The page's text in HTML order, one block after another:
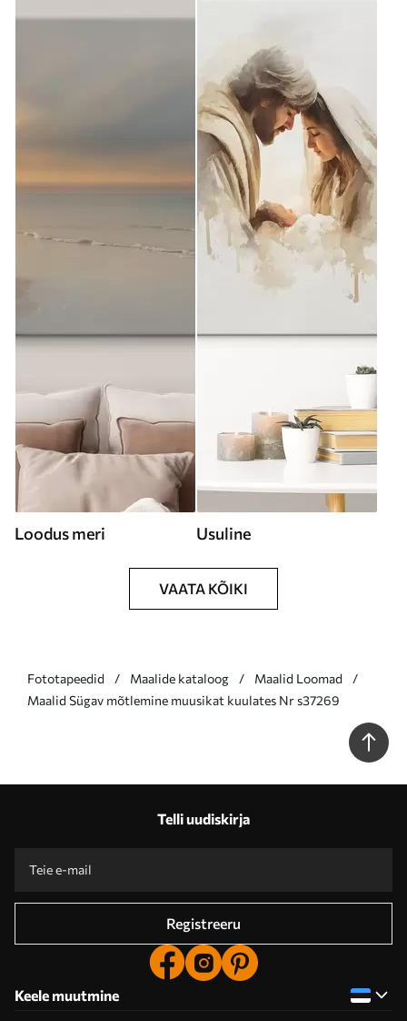
Loodus meri Usuline
VAATA KÕIKI
Fototapeedid Maalide kataloog
Maalid Loomad
Maalid Sügav mõtlemine muusikat kuulates Nr s37269
Telli uudiskirja
Registreeru
Keele muutmine